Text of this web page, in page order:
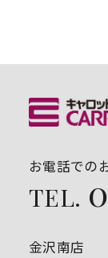
お電話での
TEL.
金沢南店